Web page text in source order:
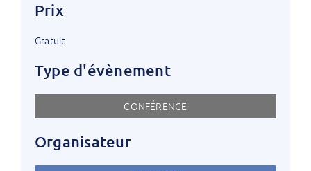
Prix
Gratuit
Type d'évènement
CONFÉRENCE
Organisateur